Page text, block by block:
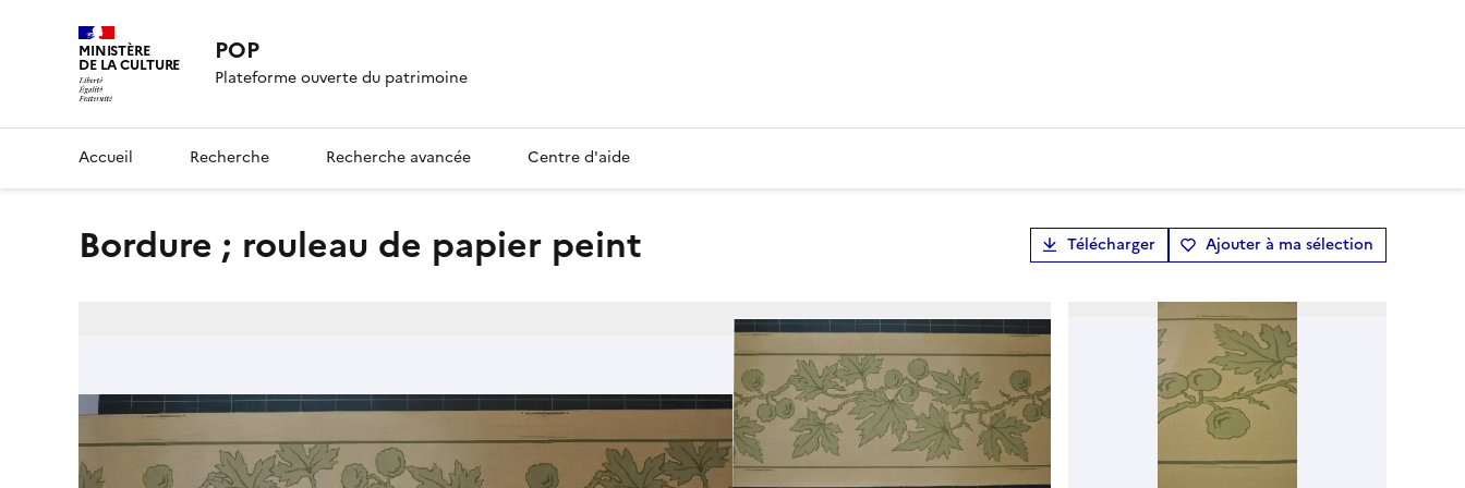
MINISTÈRE
DE LA CULTURE POP
Plateforme ouverte du patrimoine
Accueil Recherche Recherche avancée Centre d'aide
bordure ; rouleau de papier peint Télécharger Ajouter à ma sélection